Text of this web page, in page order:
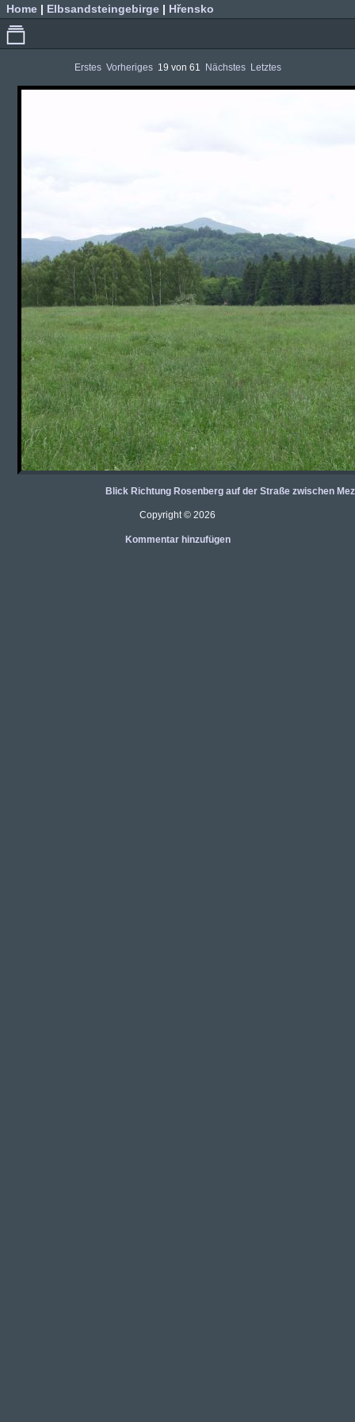
Home Elbsandsteingebirge Hřensko
Erstes Vorheriges 19 von 61 Nächstes Letztes
Blick Richtung Rosenberg auf der Straße zwischen
Copyright © 2026
Kommentar hinzufügen